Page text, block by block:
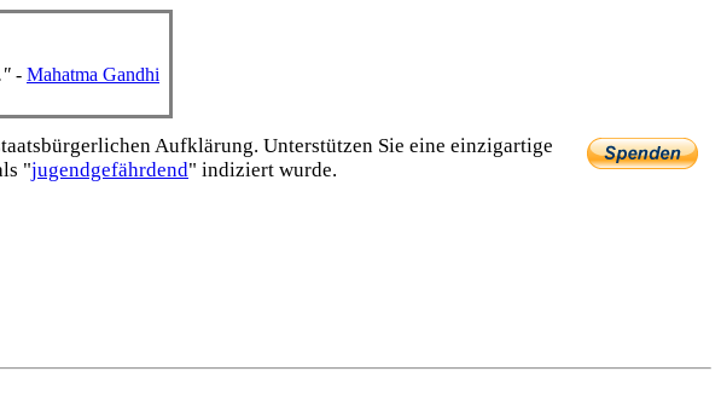
- Mahatma Gandhi
Aufklärung. Unterstützen Sie eine einzig­artige
"jugend­gefährdend" indiziert wurde.